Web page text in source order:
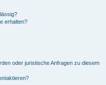
erhalten?
oder juristische Anfragen zu diesem